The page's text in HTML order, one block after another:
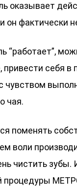
оказывает
он фактически
“работает”,
привести себя в
чувством
чая.
поменять
воли
чистить
процедуры